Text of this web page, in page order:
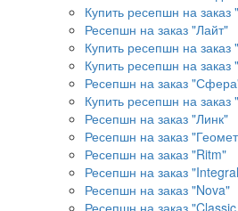
Купить ресепшн на заказ
Ресепшн на заказ "Лайт"
Купить ресепшн на заказ
Купить ресепшн на заказ
Ресепшн на заказ
Купить ресепшн на заказ
Ресепшн на заказ "Линк"
Ресепшн на заказ
Ресепшн на заказ "Ritm"
Ресепшн на заказ
Ресепшн на заказ "Nova"
Ресепшн на заказ